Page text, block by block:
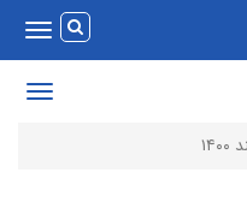
Toggle
Toggle